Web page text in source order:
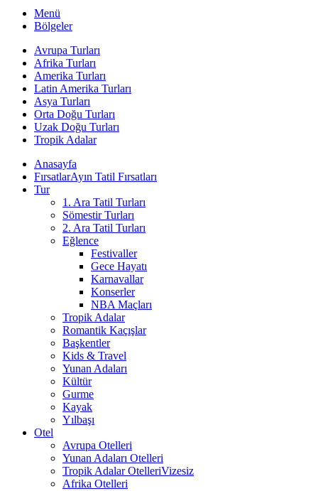
Menü
Bölgeler
Avrupa Turları
Afrika Turları
Amerika Turları
Latin Amerika Turları
Asya Turları
Orta Doğu Turları
Uzak Doğu Turları
Tropik Adalar
Anasayfa
FırsatlarAyın Tatil Fırsatları
Tur
1. Ara Tatil Turları
Sömestir Turları
2. Ara Tatil Turları
Eğlence
Festivaller
Gece Hayatı
Karnavallar
Konserler
NBA Maçları
Tropik Adalar
Romantik Kaçışlar
Başkentler
Kids & Travel
Yunan Adaları
Kültür
Gurme
Kayak
Yılbaşı
Otel
Avrupa Otelleri
Yunan Adaları Otelleri
Tropik Adalar OtelleriVizesiz
Afrika Otelleri